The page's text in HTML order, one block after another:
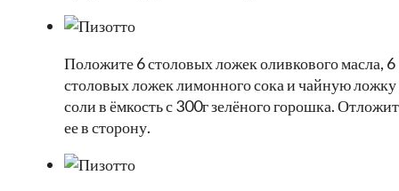
Положите 6 столовых ложек оливкового масла, 6
столовых ложек лимонного сока и чайную ложку
соли в ёмкость с 300г зелёного горошка.
ее в сторону.